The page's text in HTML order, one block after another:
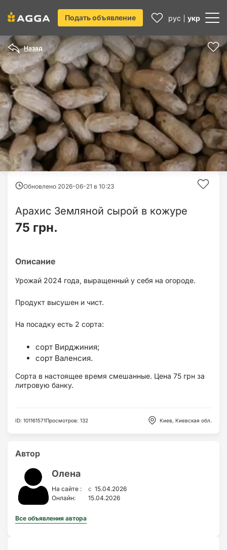
Подать объявление рус укр
Назад
Обновлено 2026-06-21 в 10:23
Арахис Земляной сырой в кожуре
75 грн.
Урожай 2024 года, выращенный у себя на огороде.
Продукт высушен и чист.
На посадку есть 2 сорта:
сорт Вирджиния;
сорт Валенсия.
Сорта в настоящее время смешанные. Цена 75 грн за
литровую банку.
ID: 101161571Просмотров: 132 Киев, Киевская обл.
Автор
Олена
На сайте : c 15.04.2026
Онлайн:
15.04.2026
Все объявления автора